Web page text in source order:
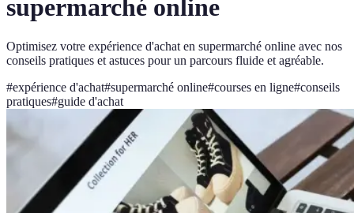
supermarché online
Optimisez votre expérience d'achat en supermarché online avec nos
conseils pratiques et astuces pour un parcours fluide et agréable.
#expérience d'achat#supermarché online#courses en ligne#conseils
pratiques#guide d'achat